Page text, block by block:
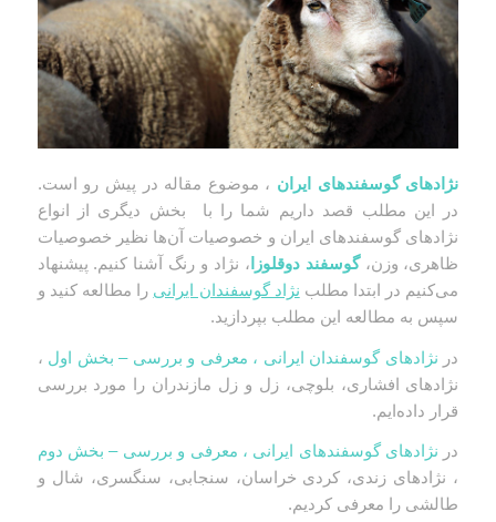
نژادهای گوسفندهای ایران ، موضوع مقاله در پیش رو است.
در این مطلب قصد داریم شما را با بخش دیگری از انواع
نژادهای گوسفندهای ایران و خصوصیات آن‌ها نظیر خصوصیات
ظاهری، وزن،گوسفند دوقلوزا ، نژاد و رنگ آشنا کنیم. پیشنهاد
می‌کنیم در ابتدا مطلب نژاد گوسفندان ایرانی را مطالعه کنید و
سپس به مطالعه این مطلب بپردازید.
در نژادهای گوسفندان ایرانی ، معرفی و بررسی – بخش اول ،
نژادهای افشاری، بلوچی، زل و زل مازندران را مورد بررسی
قرار داده‌ایم.
در نژادهای گوسفندهای ایرانی ، معرفی و بررسی – بخش دوم
، نژادهای زندی، کردی خراسان، سنجابی، سنگسری، شال و
طالشی را معرفی کردیم.